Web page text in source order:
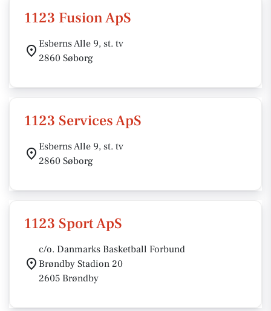
1123 Fusion ApS
Esberns Alle 9, st. tv
2860 Søborg
1123 Services ApS
Esberns Alle 9, st. tv
2860 Søborg
1123 Sport ApS
c/o. Danmarks Basketball Forbund
Brøndby Stadion 20
2605 Brøndby